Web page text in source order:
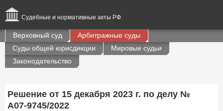
Судебные и нормативные акты РФ
Верховный суд
Арбитражные суды
Суды общей юрисдикции
Мировые судьи
Законодательство
Решение от 15 декабря 2023 г. по делу №
А07-9745/2022